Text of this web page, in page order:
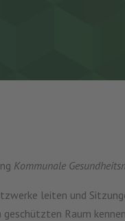
Kommunale
leiten und
Raum